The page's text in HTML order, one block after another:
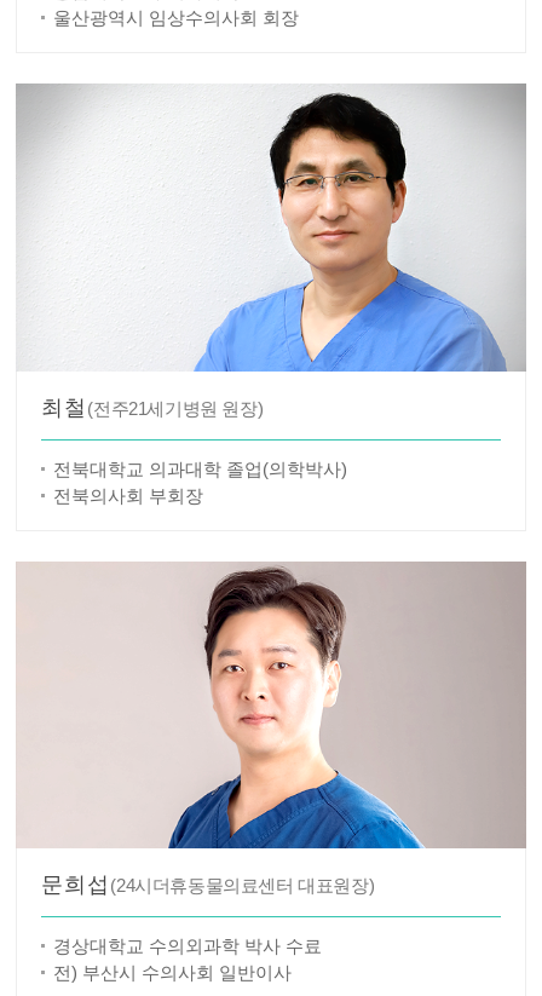
울산광역시 임상수의사회 회장
최철 (전주21세기병원 원장)
전북대학교 의과대학 졸업(의학박사)
전북의사회 부회장
문희섭 (24시더휴동물의료센터 대표원장)
경상대학교 수의외과학 박사 수료
전) 부산시 수의사회 일반이사